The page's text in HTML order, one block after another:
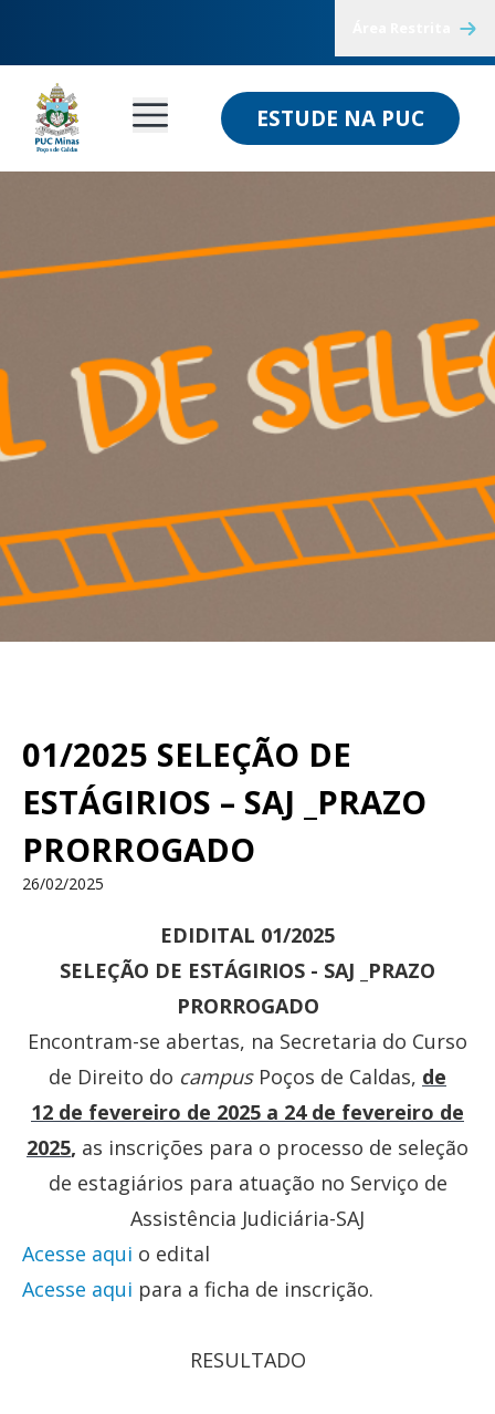
ESTUDE NA PUC
01/2025 SELEÇÃO DE
ESTÁGIRIOS – SAJ _PRAZO
PRORROGADO
26/02/2025
EDIDITAL 01/2025
SELEÇÃO DE ESTÁGIRIOS - SAJ _PRAZO
PRORROGADO
Encontram-se abertas, na Secretaria do Curso
de Direito do campusPoços de Caldas, de
12 de fevereiro de 2025 a 24 de fevereiro de
2025, as inscrições para o processo de seleção
de estagiários para atuação no Serviço de
Assistência Judiciária-SAJ
Acesse aqui o edital
Acesse aqui para a ficha de inscrição.
RESULTADO